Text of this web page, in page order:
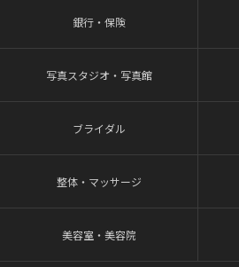
銀行・保険
写真スタジオ・写真館
ブライダル
整体・マッサージ
美容室・美容院